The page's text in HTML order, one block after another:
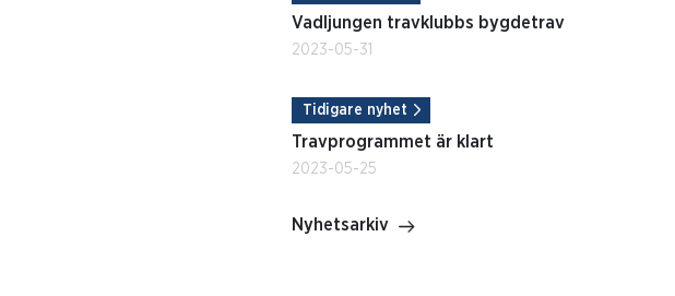
Vadljungen travklubbs bygdetrav
2023-05-31
Tidigare nyhet
Travprogrammet är klart
2023-05-25
Nyhetsarkiv